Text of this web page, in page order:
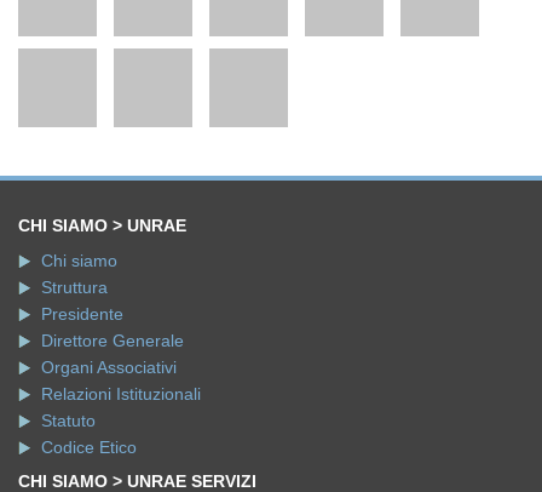
CHI SIAMO > UNRAE
Chi siamo
Struttura
Presidente
Direttore Generale
Organi Associativi
Relazioni Istituzionali
Statuto
Codice Etico
CHI SIAMO > UNRAE SERVIZI